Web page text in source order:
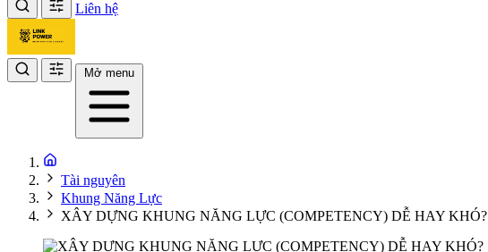
Liên hệ
Mở menu
Tài nguyên
Khung Năng Lực
XÂY DỰNG KHUNG NĂNG LỰC (COMPETENCY) DỄ HAY KHÓ?